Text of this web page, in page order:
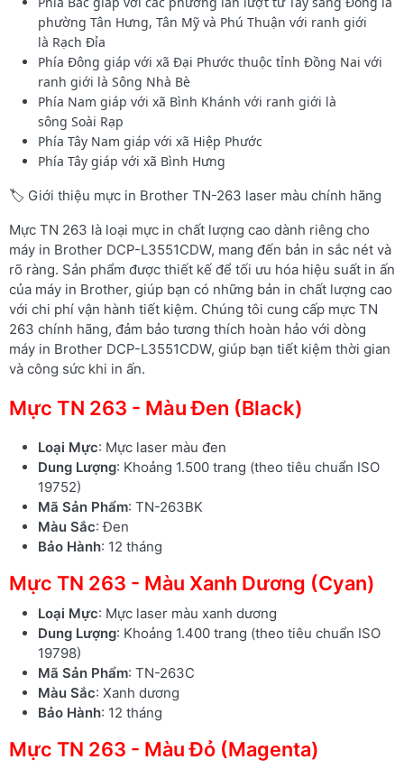
phường Tân Hưng, Tân Mỹ và Phú Thuận với ranh giới
là Rạch Đỉa
Phía Đông giáp với xã Đại Phước thuộc tỉnh Đồng Nai với
ranh giới là Sông Nhà Bè
Phía Nam giáp với xã Bình Khánh với ranh giới là
sông Soài Rạp
Phía Tây Nam giáp với xã Hiệp Phước
Phía Tây giáp với xã Bình Hưng
🏷️ Giới thiệu mực in Brother TN-263 laser màu chính hãng
Mực TN 263 là loại mực in chất lượng cao dành riêng cho
máy in Brother DCP-L3551CDW, mang đến bản in sắc nét và
rõ ràng. Sản phẩm được thiết kế để tối ưu hóa hiệu suất in ấn
của máy in Brother, giúp bạn có những bản in chất lượng cao
với chi phí vận hành tiết kiệm. Chúng tôi cung cấp mực TN
263 chính hãng, đảm bảo tương thích hoàn hảo với dòng
máy in Brother DCP-L3551CDW, giúp bạn tiết kiệm thời gian
và công sức khi in ấn.
Mực TN 263 - Màu Đen (Black)
Loại Mực: Mực laser màu đen
Dung Lượng: Khoảng 1.500 trang (theo tiêu chuẩn ISO
19752)
Mã Sản Phẩm: TN-263BK
Màu Sắc: Đen
Bảo Hành: 12 tháng
Mực TN 263 - Màu Xanh Dương (Cyan)
Loại Mực: Mực laser màu xanh dương
Dung Lượng: Khoảng 1.400 trang (theo tiêu chuẩn ISO
19798)
Mã Sản Phẩm: TN-263C
Màu Sắc: Xanh dương
Bảo Hành: 12 tháng
Mực TN 263 - Màu Đỏ (Magenta)